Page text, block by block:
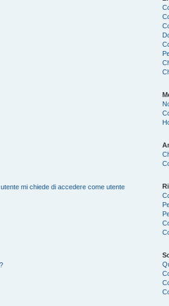
mi chiede di accedere come utente